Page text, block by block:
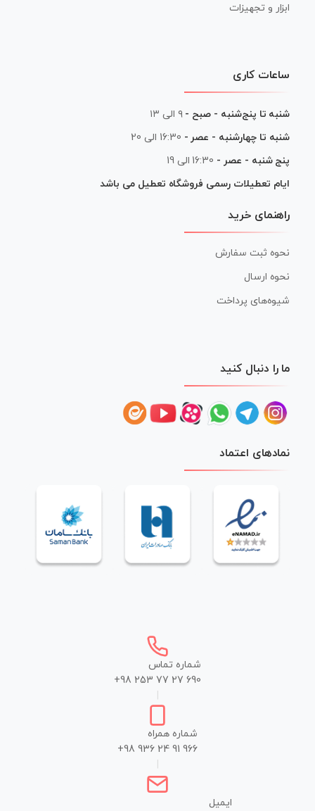
ابزار و تجهیزات
ساعات کاری
شنبه تا پنج‌شنبه - صبح - ۹ الی ۱۳
شنبه تا چهارشنبه - عصر - 16:30 الی 20
پنج شنبه - عصر - 16:30 الی 19
ایام تعطیلات رسمی فروشگاه تعطیل می باشد
راهنمای خرید
نحوه ثبت سفارش
نحوه ارسال
شیوه‌های پرداخت
ما را دنبال کنید
نمادهای اعتماد
شماره تماس
+98 253 77 27 690
شماره همراه
+98 936 24 91 966
ایمیل